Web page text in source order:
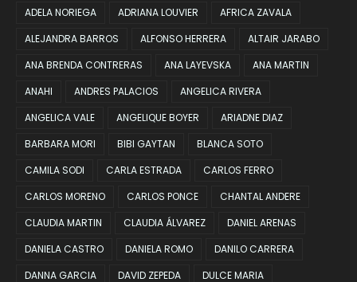
ADELA NORIEGA ADRIANA LOUVIER
AFRICA ZAVALA
ALEJANDRA BARROS
ALFONSO HERRERA
ALTAIR JARABO
ANA BRENDA CONTRERAS
ANA LAYEVSKA
ANA MARTIN
ANAHI
ANDRES PALACIOS
ANGELICA RIVERA
ANGELICA VALE
ANGELIQUE BOYER
ARIADNE DIAZ
BARBARA MORI
BIBI GAYTAN
BLANCA SOTO
CAMILA SODI
CARLA ESTRADA
CARLOS FERRO
CARLOS MORENO
CARLOS PONCE
CHANTAL ANDERE
CLAUDIA MARTIN
CLAUDIA ÁLVAREZ
DANIEL ARENAS
DANIELA CASTRO
DANIELA ROMO
DANILO CARRERA
DANNA GARCIA
DAVID ZEPEDA
DULCE MARIA